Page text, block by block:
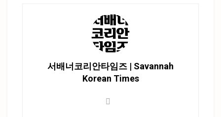
서배너코리안타임즈 | Savannah
Korean Times